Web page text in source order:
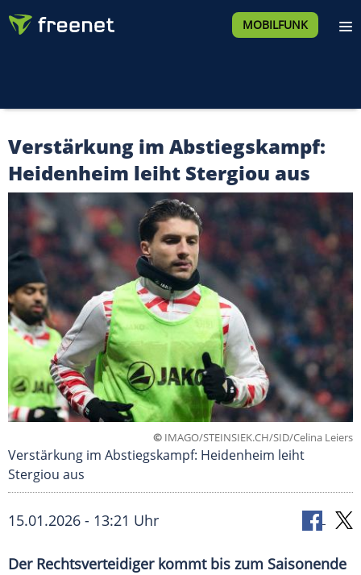
MOBILFUNK
Verstärkung im Abstiegskampf:
Heidenheim leiht Stergiou aus
© IMAGO/STEINSIEK.CH/SID/Celina Leiers
Verstärkung im Abstiegskampf: Heidenheim leiht
Stergiou aus
15.01.2026 - 13:21 Uhr
Der Rechtsverteidiger kommt bis zum Saisonende